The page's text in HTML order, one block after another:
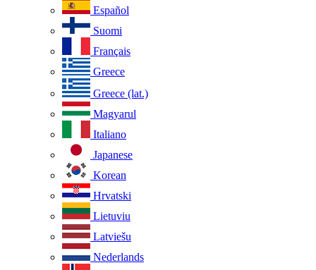
Español
Suomi
Français
Greece
Greece (lat.)
Magyarul
Italiano
Japanese
Korean
Hrvatski
Lietuviu
Latviešu
Nederlands